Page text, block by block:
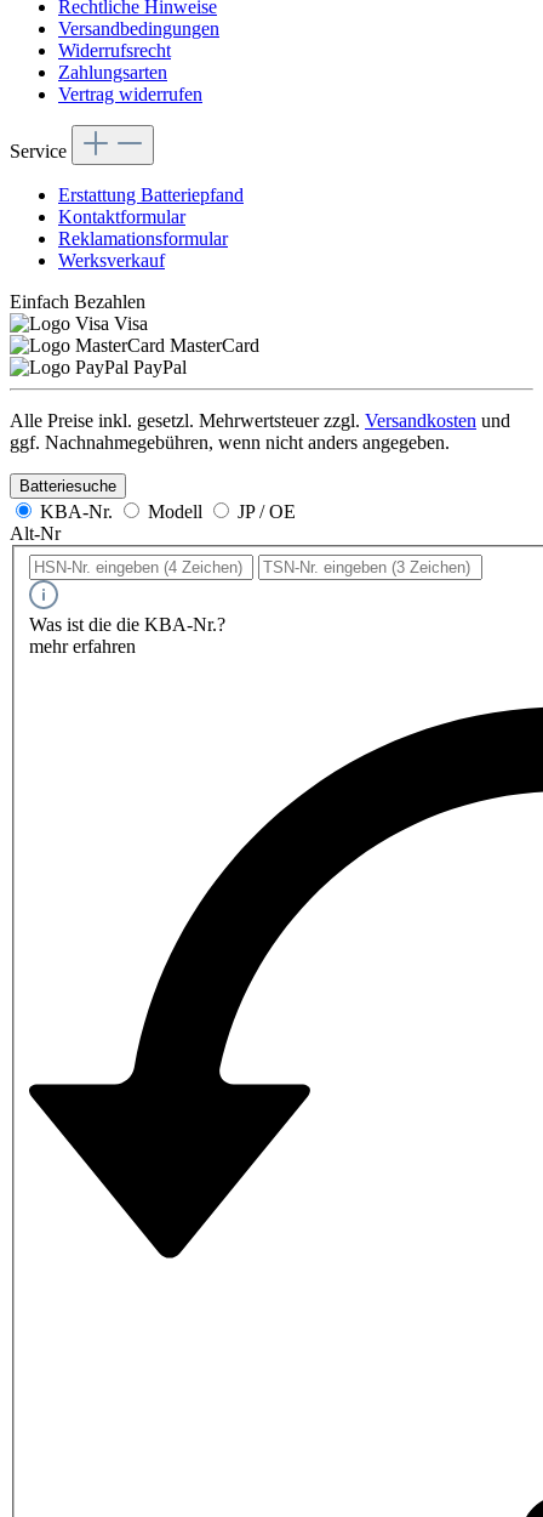
Rechtliche Hinweise
Versandbedingungen
Widerrufsrecht
Zahlungsarten
Vertrag widerrufen
Service
Erstattung Batteriepfand
Kontaktformular
Reklamationsformular
Werksverkauf
Einfach Bezahlen
Visa
MasterCard
PayPal
Alle Preise inkl. gesetzl. Mehrwertsteuer zzgl. Versandkosten und
ggf. Nachnahmegebühren, wenn nicht anders angegeben.
Batteriesuche
KBA-Nr. Modell
JP / OE
Alt-Nr
Was ist die die KBA-Nr.?
mehr erfahren